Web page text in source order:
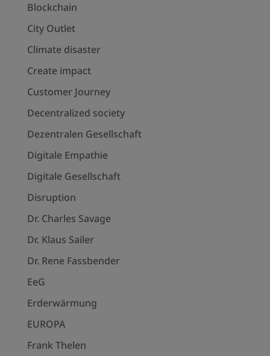
Blockchain
City Outlet
Climate disaster
Create impact
Customer Journey
Decentralized society
Dezentralen Gesellschaft
Digitale Empathie
Digitale Gesellschaft
Disruption
Dr. Charles Savage
Dr. Klaus Sailer
Dr. Rene Fassbender
EeG
Erderwärmung
EUROPA
Frank Thelen